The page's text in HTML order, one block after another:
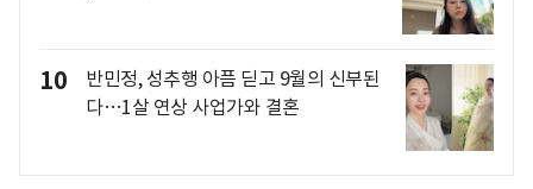
10
반민정, 성추행 아픔 딛고 9월의 신부된
다…1살 연상 사업가와 결혼